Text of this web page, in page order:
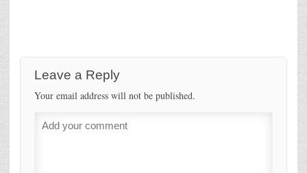
Leave a Reply
Your email address will not be published.